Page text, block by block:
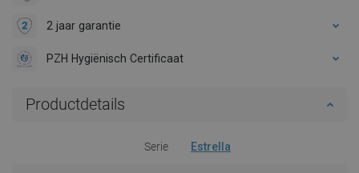
2 jaar garantie
PZH Hygiënisch Certificaat
Productdetails
Serie Estrella